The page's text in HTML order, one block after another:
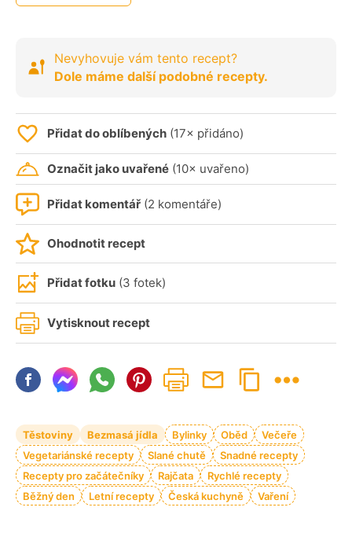
Nevyhovuje vám tento recept?
Dole máme další podobné recepty.
Přidat do oblíbených (17× přidáno)
Označit jako uvařené (10× uvařeno)
Přidat komentář (2 komentáře)
Ohodnotit recept
Přidat fotku (3 fotek)
Vytisknout recept
Těstoviny Bezmasá jídla Bylinky Oběd
Večeře
Vegetariánské recepty
Slané chutě
Snadné recepty
Recepty pro začátečníky
Rajčata
Rychlé recepty
Běžný den
Letní recepty Česká kuchyně Vaření